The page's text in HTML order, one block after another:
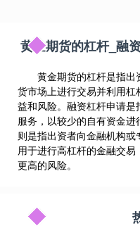
黄金期货的杠杆_融
黄金期货的杠杆是指
货市场上进行交易并利用
益和风险。融资杠杆申请
服务，以较少的自有资金
则是指出资者向金融机构或
用于进行高杠杆的金融交
更高的风险。